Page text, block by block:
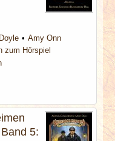
Amy Onn
zum Hörspiel
5: